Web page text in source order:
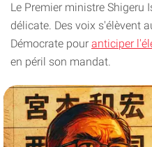
Le Premier ministre Shigeru
délicate. Des voix s'élèvent
Démocrate pour anticiper
en péril son mandat.